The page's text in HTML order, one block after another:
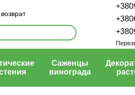
Саженцы
винограда